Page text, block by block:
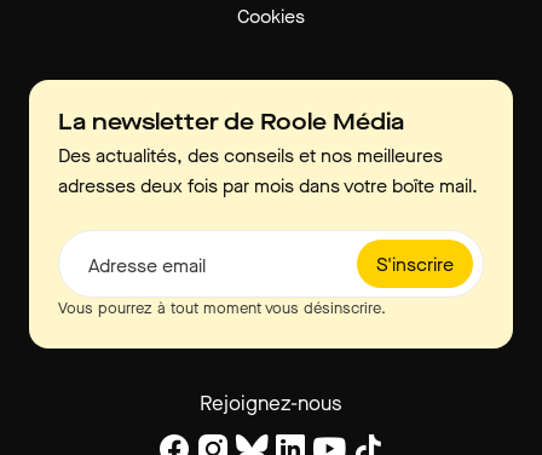
Cookies
La newsletter de Roole Média
Des actualités, des conseils et nos meilleures
adresses deux fois par mois dans votre boîte mail.
S'inscrire
Adresse email
Vous pourrez à tout moment vous désinscrire.
Rejoignez-nous